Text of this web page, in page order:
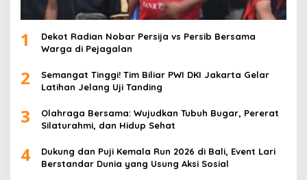
1
Dekot Radian Nobar Persija vs Persib Bersama
Warga di Pejagalan
2
Semangat Tinggi! Tim Biliar PWI DKI Jakarta Gelar
Latihan Jelang Uji Tanding
3
Olahraga Bersama: Wujudkan Tubuh Bugar, Pererat
Silaturahmi, dan Hidup Sehat
4
Dukung dan Puji Kemala Run 2026 di Bali, Event Lari
Berstandar Dunia yang Usung Aksi Sosial